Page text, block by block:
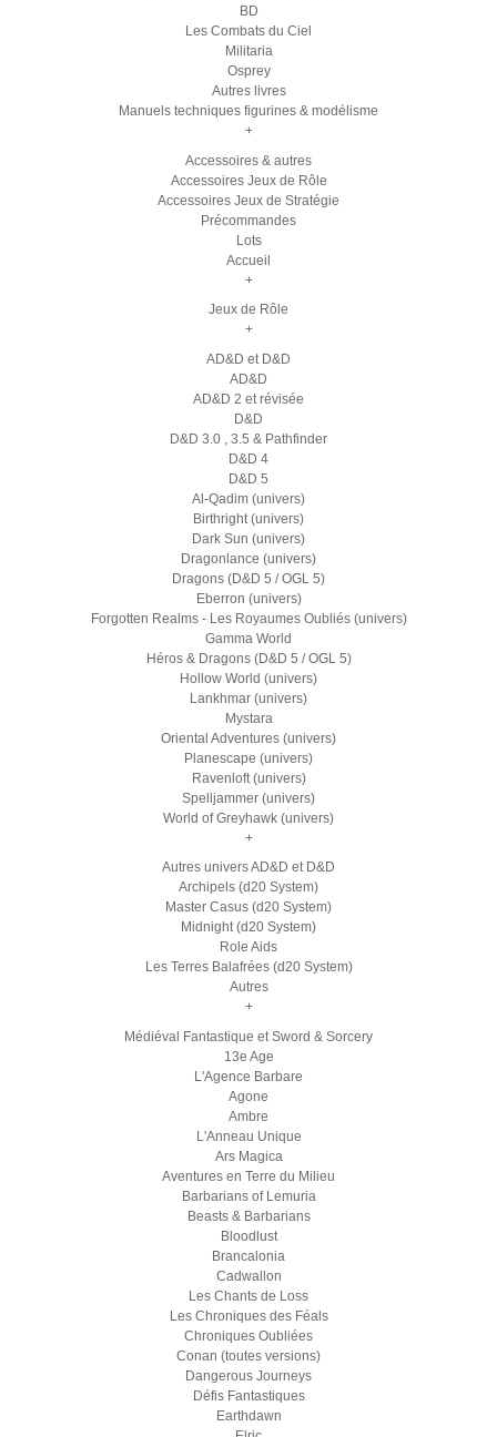
BD
Les Combats du Ciel
Militaria
Osprey
Autres livres
Manuels techniques figurines & modélisme
+
Accessoires & autres
Accessoires Jeux de Rôle
Accessoires Jeux de Stratégie
Précommandes
Lots
Accueil
+
Jeux de Rôle
+
AD&D et D&D
AD&D
AD&D 2 et révisée
D&D
D&D 3.0 , 3.5 & Pathfinder
D&D 4
D&D 5
Al-Qadim (univers)
Birthright (univers)
Dark Sun (univers)
Dragonlance (univers)
Dragons (D&D 5 / OGL 5)
Eberron (univers)
Forgotten Realms - Les Royaumes Oubliés (univers)
Gamma World
Héros & Dragons (D&D 5 / OGL 5)
Hollow World (univers)
Lankhmar (univers)
Mystara
Oriental Adventures (univers)
Planescape (univers)
Ravenloft (univers)
Spelljammer (univers)
World of Greyhawk (univers)
+
Autres univers AD&D et D&D
Archipels (d20 System)
Master Casus (d20 System)
Midnight (d20 System)
Role Aids
Les Terres Balafrées (d20 System)
Autres
+
Médiéval Fantastique et Sword & Sorcery
13e Age
L'Agence Barbare
Agone
Ambre
L'Anneau Unique
Ars Magica
Aventures en Terre du Milieu
Barbarians of Lemuria
Beasts & Barbarians
Bloodlust
Brancalonia
Cadwallon
Les Chants de Loss
Les Chroniques des Féals
Chroniques Oubliées
Conan (toutes versions)
Dangerous Journeys
Défis Fantastiques
Earthdawn